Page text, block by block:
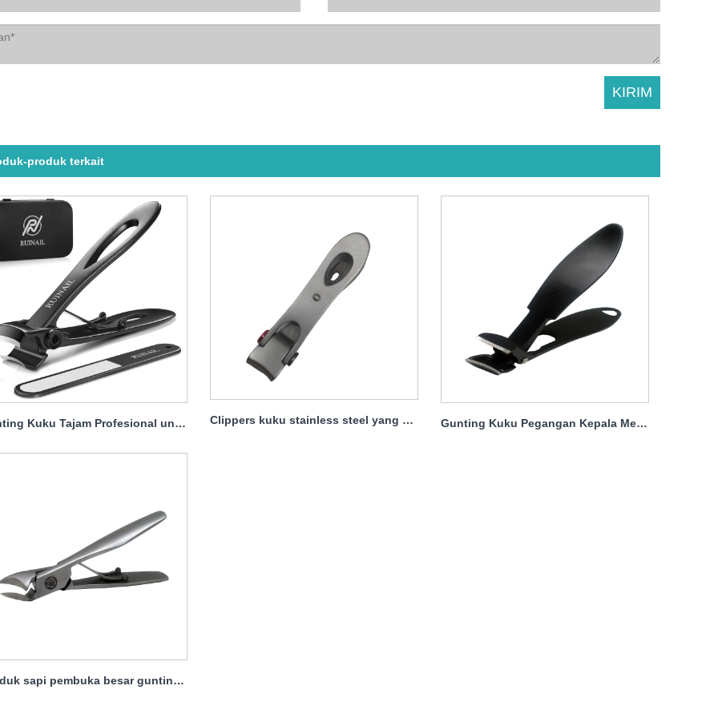
produk terkait
Gunting Kuku Tajam Profesional untuk Hewan Peliharaan Wanita Pria Babay Clippers kuku stainless steel yang besar adalah bukti percikan Gunting Kuku Pegangan Kepala Melengkung
Tanduk sapi pembuka besar gunting kuku